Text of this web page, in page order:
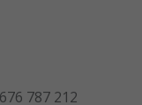
787 212